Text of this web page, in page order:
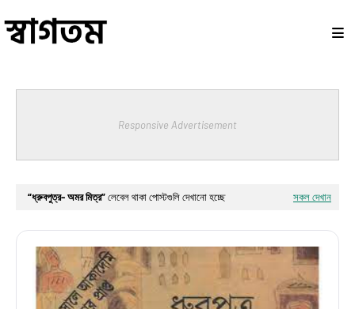
Responsive Advertisement
ধ্রুবপুত্র- অমর মিত্র লেবেল থাকা পোস্টগুলি দেখানো হচ্ছে সকল দেখান